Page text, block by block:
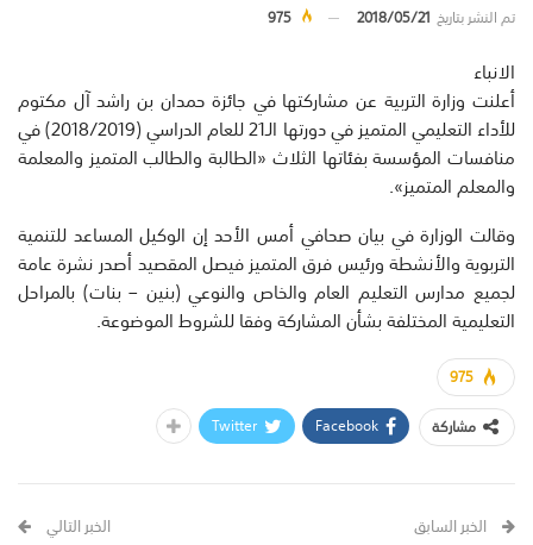
تم النشر بتاريخ 2018/05/21
975
الانباء
أعلنت وزارة التربية عن مشاركتها في جائزة حمدان بن راشد آل مكتوم
للأداء التعليمي المتميز في دورتها الـ21 للعام الدراسي (2018/2019) في
منافسات المؤسسة بفئاتها الثلاث «الطالبة والطالب المتميز والمعلمة
والمعلم المتميز».
وقالت الوزارة في بيان صحافي أمس الأحد إن الوكيل المساعد للتنمية
التربوية والأنشطة ورئيس فرق المتميز فيصل المقصيد أصدر نشرة عامة
لجميع مدارس التعليم العام والخاص والنوعي (بنين – بنات) بالمراحل
التعليمية المختلفة بشأن المشاركة وفقا للشروط الموضوعة.
975
مشاركة
Facebook
Twitter
الخبر السابق الخبر التالي